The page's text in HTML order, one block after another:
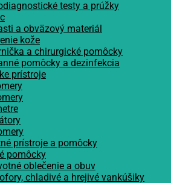
testy a prúžky
a obväzový materiál
kože
a chirurgické pomôcky
pomôcky a dezinfekcia
prístroje
prístroje a pomôcky
pomôcky
oblečenie a obuv
chladivé a hrejivé vankúšiky